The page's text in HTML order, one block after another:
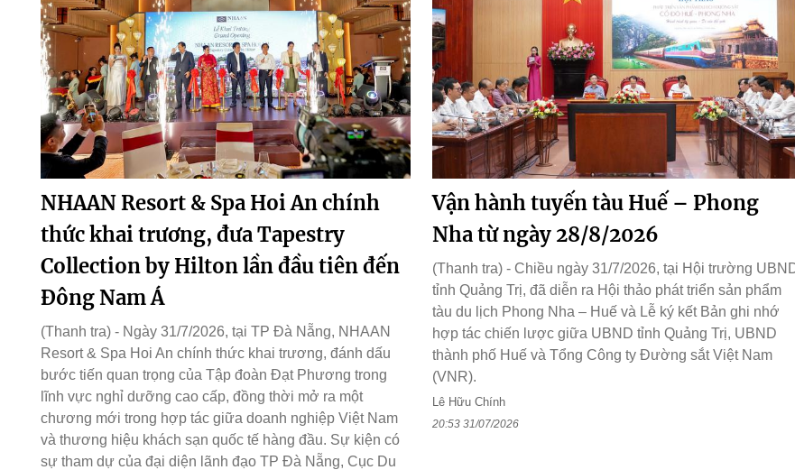
NHAAN Resort & Spa Hoi An chính
thức khai trương, đưa Tapestry
Collection by Hilton lần đầu tiên đến
Đông Nam Á
(Thanh tra) - Ngày 31/7/2026, tại TP Đà Nẵng, NHAAN
Resort & Spa Hoi An chính thức khai trương, đánh dấu
bước tiến quan trọng của Tập đoàn Đạt Phương trong
lĩnh vực nghỉ dưỡng cao cấp, đồng thời mở ra một
chương mới trong hợp tác giữa doanh nghiệp Việt Nam
và thương hiệu khách sạn quốc tế hàng đầu. Sự kiện có
sự tham dự của đại diện lãnh đạo TP Đà Nẵng, Cục Du
Vận hành tuyến tàu Huế – Phong
Nha từ ngày 28/8/2026
(Thanh tra) - Chiều ngày 31/7/2026, tại Hội trường
tỉnh Quảng Trị, đã diễn ra Hội thảo phát triển sản phẩm
tàu du lịch Phong Nha – Huế và Lễ ký kết Bản ghi nhớ
hợp tác chiến lược giữa UBND tỉnh Quảng Trị, UBND
thành phố Huế và Tổng Công ty Đường sắt Việt Nam
(VNR).
Lê Hữu Chính
20:53 31/07/2026